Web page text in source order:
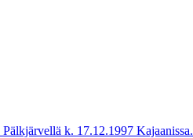
k. 17.12.1997 Kajaanissa.